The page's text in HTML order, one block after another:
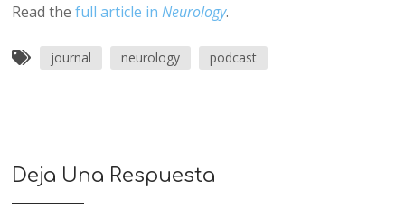
Read thefull article inNeurology.
journal neurology podcast
Deja Una Respuesta